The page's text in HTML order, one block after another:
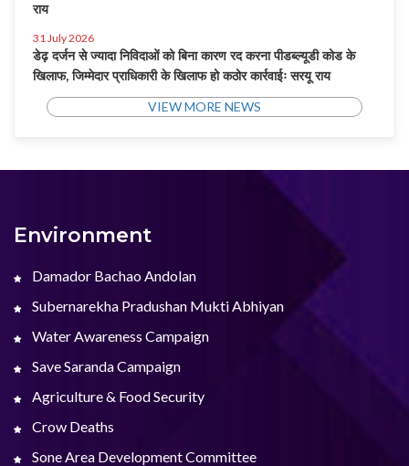
राय
31 July 2026
डेढ़ दर्जन से ज्यादा निविदाओं को बिना कारण रद करना पीडब्ल्यूडी कोड के
खिलाफ, जिम्मेदार प्राधिकारी के खिलाफ हो कठोर कार्रवाईः सरयू राय
VIEW MORE NEWS
Environment
Damador Bachao Andolan
Subernarekha Pradushan Mukti Abhiyan
Water Awareness Campaign
Save Saranda Campaign
Agriculture & Food Security
Crow Deaths
Sone Area Development Committee